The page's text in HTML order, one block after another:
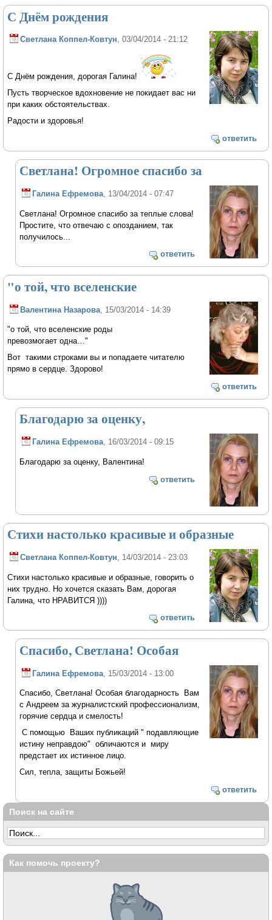
С Днём рождения
Светлана Коппел-Ковтун, 03/04/2014 - 21:12
С Днём рождения, дорогая Галина!
Пусть творческое вдохновение не покидает вас ни
при каких обстоятельствах.
Радости и здоровья!
ответить
Светлана! Огромное спасибо за
Галина Ефремова , 13/04/2014 - 07:47
Светлана! Огромное спасибо за теплые слова!
Простите, что отвечаю с опозданием, так
получилось...
ответить
"о той, что вселенские
Валентина Назарова , 15/03/2014 - 14:39
"о той, что вселенские роды
превозмогает одна…"
Вот такими строками вы и попадаете читателю
прямо в сердце. Здорово!
ответить
Благодарю за оценку,
Галина Ефремова, 16/03/2014 - 09:15
Благодарю за оценку, Валентина!
ответить
Стихи настолько красивые и образные
Светлана Коппел-Ковтун , 14/03/2014 - 23:03
Стихи настолько красивые и образные, говорить о
них трудно. Но хочется сказать Вам, дорогая
Галина, что НРАВИТСЯ ))))
ответить
Спасибо, Светлана! Особая
Галина Ефремова , 15/03/2014 - 13:00
Спасибо, Светлана! Особая благодарность Вам
с Андреем за журналистский профессионализм,
горячие сердца и смелость!
С помощью Ваших публикаций " подавляющие
истину неправдою" обличаются и миру
предстает их истинное лицо.
Сил, тепла, защиты Божьей!
ответить
Поиск на сайте
Как помочь проекту?